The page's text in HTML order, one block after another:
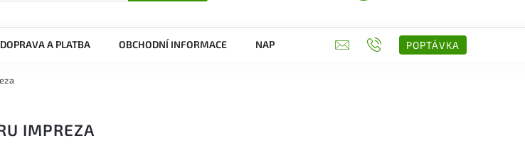
DOPRAVA A PLATBA OBCHODNÍ INFORMACE NAPIŠTE NÁM KONTAKTY POPTÁVKA
IMPREZA